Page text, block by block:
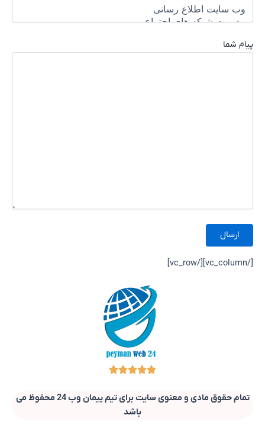
پیام شما
[/vc_column][/vc_row]
تمام حقوق مادی و معنوی سایت برای تیم پیمان وب 24 محفوظ می
باشد